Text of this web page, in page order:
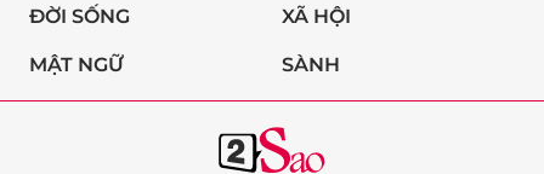
ĐỜI SỐNG XÃ HỘI
MẬT NGỮ SÀNH